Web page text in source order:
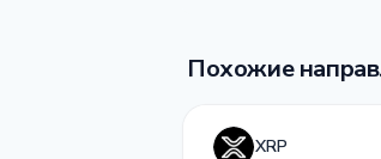
Похожие
XRP